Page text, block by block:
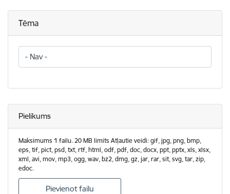
Tēma
Tēma
Pielikums
Maksimums 1 failu. 20 MB limits Atļautie veidi: gif, jpg, png, bmp,
eps, tif, pict, psd, txt, rtf, html, odf, pdf, doc, docx, ppt, pptx, xls, xlsx,
xml, avi, mov, mp3, ogg, wav, bz2, dmg, gz, jar, rar, sit, svg, tar, zip,
edoc.
Pievienot failu